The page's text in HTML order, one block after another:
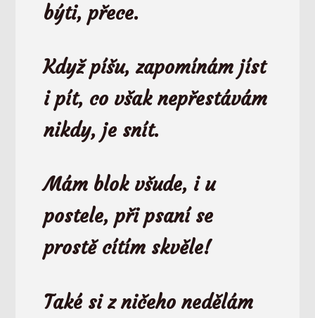
býti, přece.
Když píšu, zapomínám jíst
i pít, co však nepřestávám
nikdy, je snít.
Mám blok všude, i u
postele,při psaní se
prostě cítím skvěle!
Také si z ničeho nedělám